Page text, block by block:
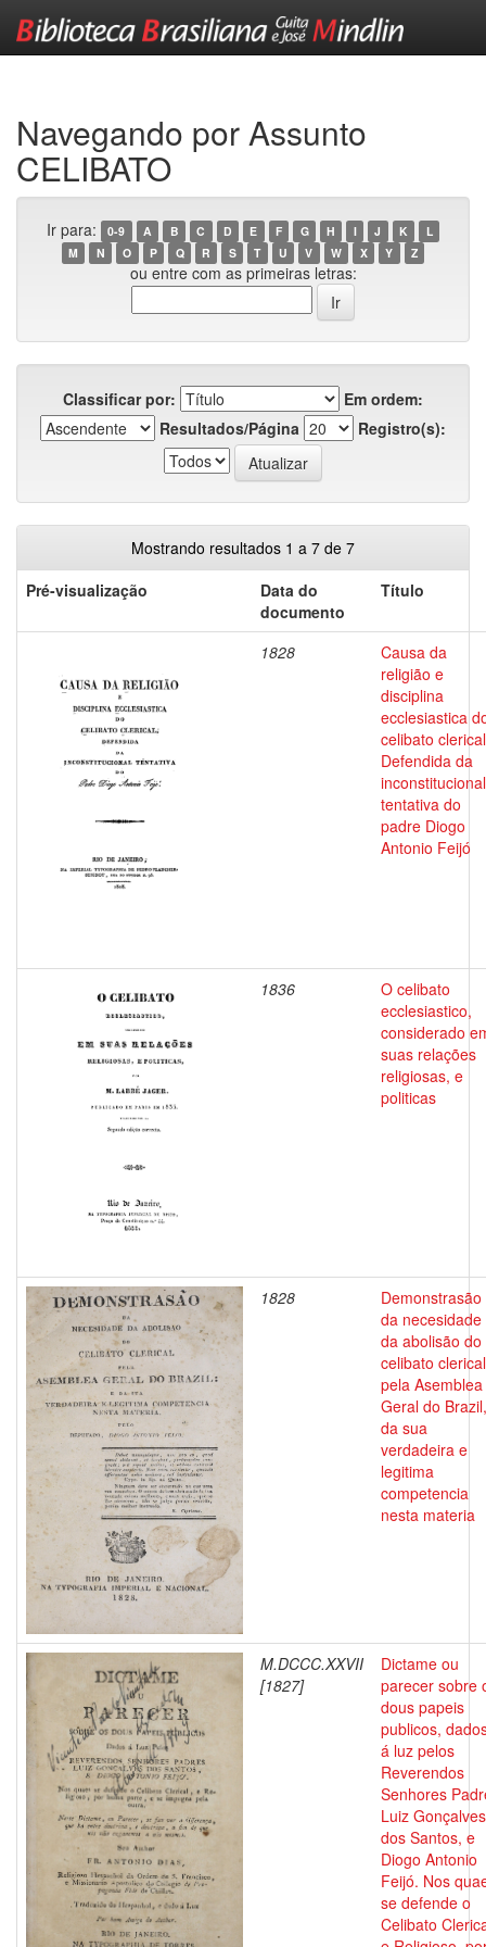
Navegando por Assunto
CELIBATO
Ir para: 0-9 A B C D E F G H I J K
L
M
N O P Q R S T U V W X Y Z
ou entre com as primeiras letras:
Classificar por:
Em ordem:
Resultados/Página
Registro(s):
Mostrando resultados 1 a 7 de 7
Pré-visualização
Data do
documento
Título
1828
Causa da
religião e
disciplina
ecclesiastica
celibato
Defendida da
inconstitucional
tentativa do
padre Diogo
Antonio Feijó
1836
O celibato
ecclesiastico,
considerado
suas relações
religiosas, e
politicas
1828
Demonstrasão
da necesidade
da abolisão do
celibato clerical
pela Asemblea
Geral do
da sua
verdadeira e
legitima
competencia
nesta materia
M.DCCC.XXVII
[1827]
Dictame ou
parecer sobre
dous papeis
publicos,
á luz pelos
Reverendos
Senhores
Luiz Gonçalves
dos Santos, e
Diogo Antonio
Feijó. Nos
se defende o
Celibato